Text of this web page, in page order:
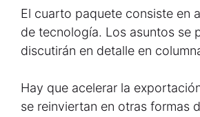
El cuarto paquete consiste en
de tecnología. Los asuntos se
discutirán en detalle en
Hay que acelerar la
se reinviertan en otras formas